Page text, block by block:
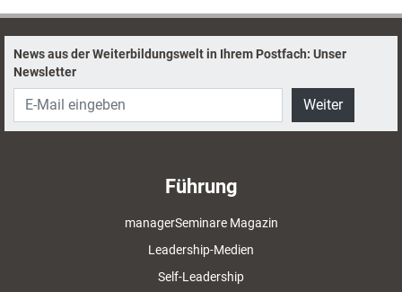
News aus der Weiterbildungswelt in Ihrem Postfach: Unser
Newsletter
Weiter
Führung
managerSeminare Magazin
Leadership-Medien
Self-Leadership